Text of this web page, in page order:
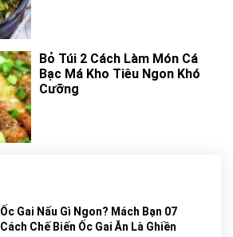
Bỏ Túi 2 Cách Làm Món Cá
Bạc Má Kho Tiêu Ngon Khó
Cưỡng
Ốc Gai Nấu Gì Ngon? Mách Bạn 07
Cách Chế Biến Ốc Gai Ăn Là Ghiền